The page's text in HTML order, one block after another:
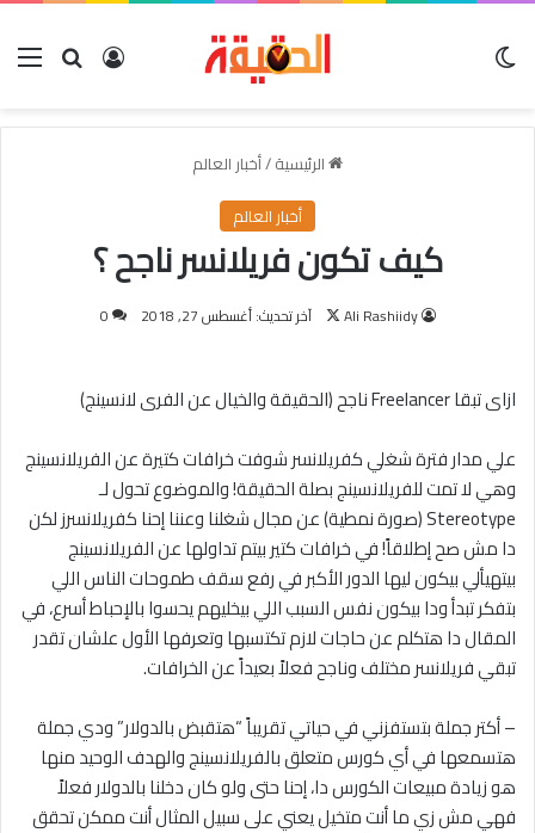
بحث عنتسجيل
الرئيسية/أخبار العالم
أخبار العالم
كيف تكون فريلانسر ناجح ؟
Ali Rashiidy
تابعآخر تحديث: أغسطس 27, 2018 0
ازاى تبقا Freelancer ناجح (الحقيقة والخيال عن الفرى لانسينج)
علي مدار فترة شغلي كفريلانسر شوفت خرافات كتيرة عن الفريلانسينج
وهي لا تمت للفريلانسينج بصلة الحقيقة! والموضوع تحول لـ
Stereotype (صورة نمطية) عن مجال شغلنا وعننا إحنا كفريلانسرز لكن
دا مش صح إطلاقاً! في خرافات كتير بيتم تداولها عن الفريلانسينج
بيتهيألي بيكون ليها الدور الأكبر في رفع سقف طموحات الناس اللي
بتفكر تبدأ ودا بيكون نفس السبب اللي بيخليهم يحسوا بالإحباط أسرع، في
المقال دا هتكلم عن حاجات لازم تكتسبها وتعرفها الأول علشان تقدر
تبقي فريلانسر مختلف وناجح فعلاً بعيداً عن الخرافات.
– أكتر جملة بتستفزني في حياتي تقريباً “هتقبض بالدولار” ودي جملة
هتسمعها في أي كورس متعلق بالفريلانسينج والهدف الوحيد منها
هو زيادة مبيعات الكورس دا، إحنا حتى ولو كان دخلنا بالدولار فعلاً
فهي مش زي ما أنت متخيل يعني على سبيل المثال أنت ممكن تحقق